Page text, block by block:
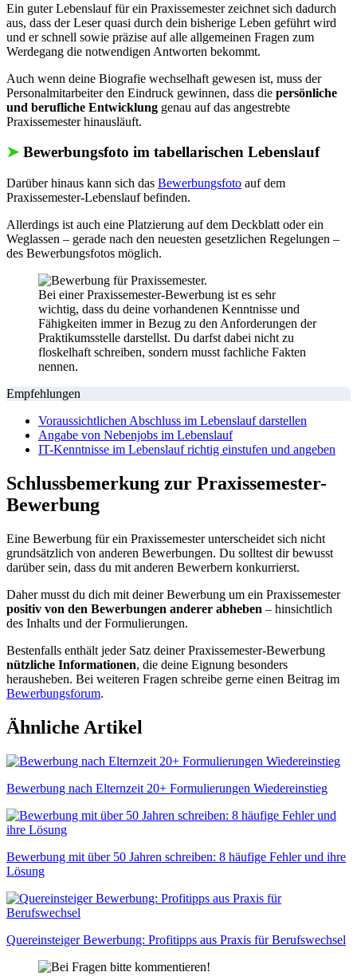
Ein guter Lebenslauf für ein Praxissemester zeichnet sich dadurch
aus, dass der Leser quasi durch dein bisherige Leben geführt wird
und er schnell sowie präzise auf alle allgemeinen Fragen zum
Werdegang die notwendigen Antworten bekommt.
Auch wenn deine Biografie wechselhaft gewesen ist, muss der
Personalmitarbeiter den Eindruck gewinnen, dass die persönliche
und berufliche Entwicklung genau auf das angestrebte
Praxissemester hinausläuft.
➤ Bewerbungsfoto im tabellarischen Lebenslauf
Darüber hinaus kann sich das Bewerbungsfoto auf dem
Praxissemester-Lebenslauf befinden.
Allerdings ist auch eine Platzierung auf dem Deckblatt oder ein
Weglassen – gerade nach den neuesten gesetzlichen Regelungen –
des Bewerbungsfotos möglich.
Bei einer Praxissemester-Bewerbung ist es sehr
wichtig, dass du deine vorhandenen Kenntnisse und
Fähigkeiten immer in Bezug zu den Anforderungen der
Praktikumsstelle darstellst. Du darfst dabei nicht zu
floskelhaft schreiben, sondern musst fachliche Fakten
nennen.
Empfehlungen
Voraussichtlichen Abschluss im Lebenslauf darstellen
Angabe von Nebenjobs im Lebenslauf
IT-Kenntnisse im Lebenslauf richtig einstufen und angeben
Schlussbemerkung zur Praxissemester-
Bewerbung
Eine Bewerbung für ein Praxissemester unterscheidet sich nicht
grundsätzlich von anderen Bewerbungen. Du solltest dir bewusst
darüber sein, dass du mit anderen Bewerbern konkurrierst.
Daher musst du dich mit deiner Bewerbung um ein Praxissemester
positiv von den Bewerbungen anderer abheben – hinsichtlich
des Inhalts und der Formulierungen.
Bestenfalls enthält jeder Satz deiner Praxissemester-Bewerbung
nützliche Informationen, die deine Eignung besonders
herausheben. Bei weiteren Fragen schreibe gerne einen Beitrag im
Bewerbungsforum.
Ähnliche Artikel
Bewerbung nach Elternzeit 20+ Formulierungen Wiedereinstieg
Bewerbung mit über 50 Jahren schreiben: 8 häufige Fehler und ihre
Lösung
Quereinsteiger Bewerbung: Profitipps aus Praxis für Berufswechsel